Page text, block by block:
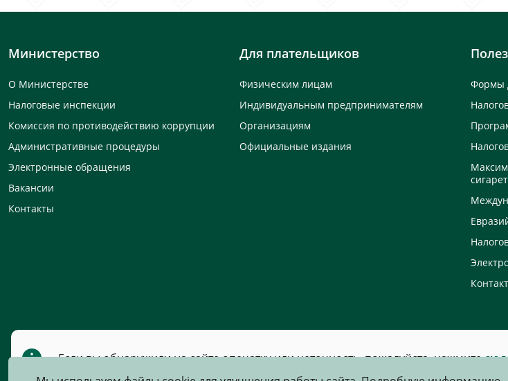
Министерство
О Министерстве
Налоговые инспекции
Комиссия по противодействию коррупции
Административные процедуры
Электронные обращения
Вакансии
Контакты
Для плательщиков
Физическим лицам
Индивидуальным предпринимателям
Организациям
Официальные издания
Формы
Если вы обнаружили на сайте опечатку или неточность, пожалуйста, нажмите